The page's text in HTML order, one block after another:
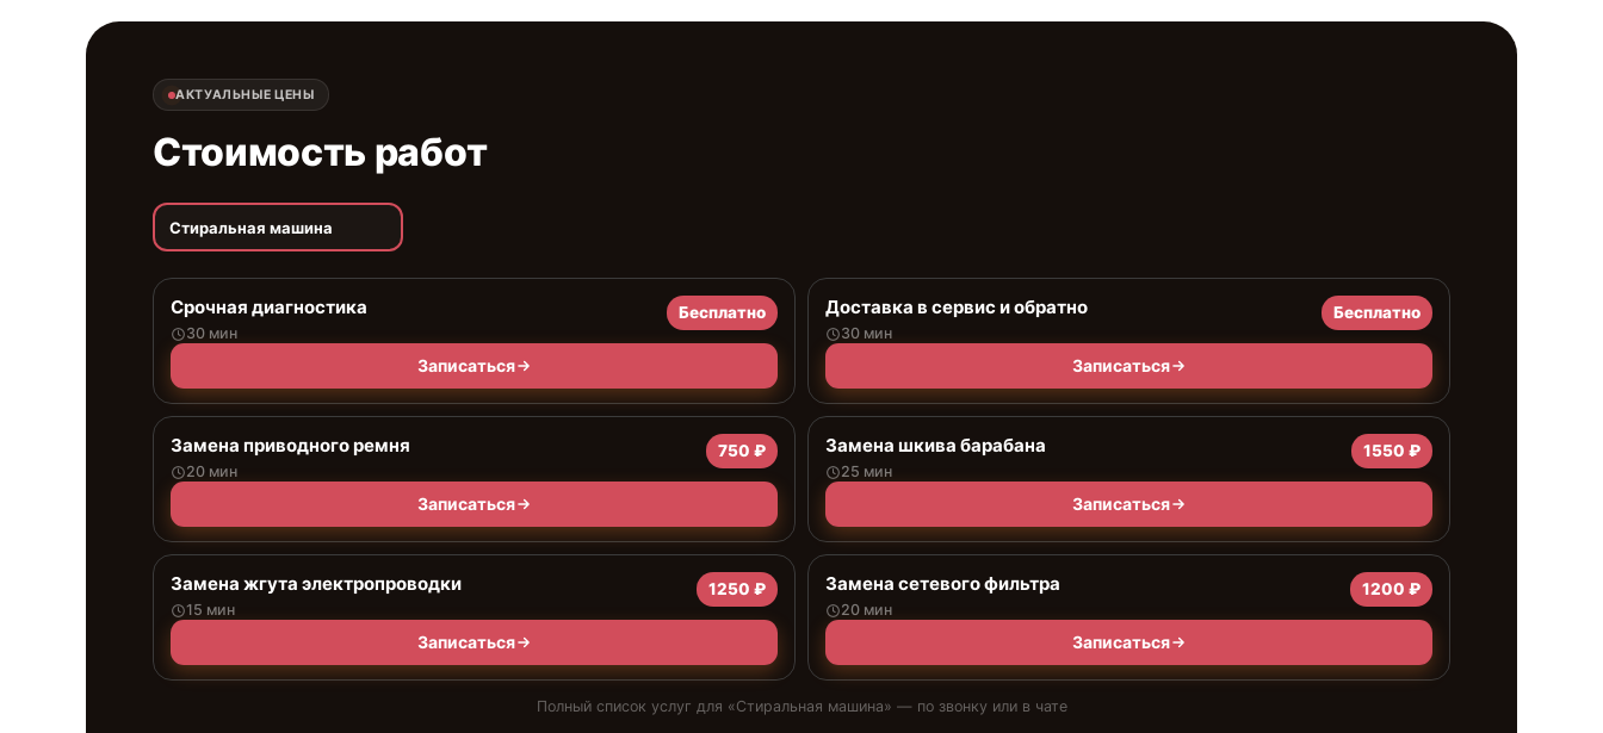
АКТУАЛЬНЫЕ ЦЕНЫ
Стоимость работ
Стиральная машина
Срочная диагностика
30 мин
Бесплатно
Записаться
Доставка в сервис и обратно
30 мин
Бесплатно
Записаться
Замена приводного ремня
20 мин
750 ₽
Записаться
Замена шкива барабана
25 мин
1550 ₽
Записаться
Замена жгута электропроводки
15 мин
1250 ₽
Записаться
Замена сетевого фильтра
20 мин
1200 ₽
Записаться
Полный список услуг для «Стиральная машина» — по звонку или в чате